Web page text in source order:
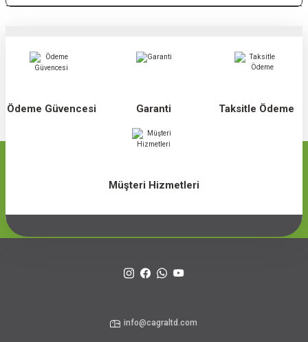
Ödeme Güvencesi Garanti Taksitle Ödeme
Müşteri Hizmetleri
info@cagraltd.com